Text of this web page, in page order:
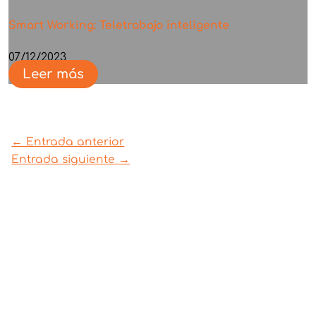
Smart Working: Teletrabajo inteligente
07/12/2023
Leer más
← Entrada anterior
Entrada siguiente →